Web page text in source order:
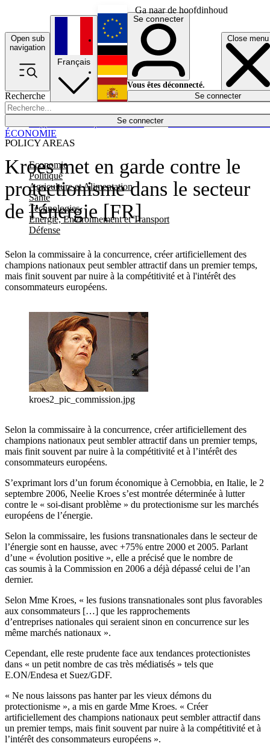
Ga naar de hoofdinhoud
Open sub
navigation
Close menu
Recherche
Se connecter
POLICY AREAS
Economie
Politique
Agriculture et Alimentation
Santé
Technologies
Energie, Environnement et Transport
Défense
Économie
Français
English
Deutsch
Español
Se connecter
Vous êtes déconnecté.
Se connecter
Kroes met en garde contre le
protectionisme dans le secteur
de l'énergie [FR]
Selon la commissaire à la concurrence, créer artificiellement des
champions nationaux peut sembler attractif dans un premier temps,
mais finit souvent par nuire à la compétitivité et à l'intérêt des
consommateurs européens.
ÉCONOMIE
kroes2_pic_commission.jpg
Selon la commissaire à la concurrence, créer artificiellement des
champions nationaux peut sembler attractif dans un premier temps,
mais finit souvent par nuire à la compétitivité et à l’intérêt des
consommateurs européens.
S’exprimant lors d’un forum économique à Cernobbia, en Italie, le 2
septembre 2006, Neelie Kroes s’est montrée déterminée à lutter
contre le « soi-disant problème » du protectionisme sur les marchés
européens de l’énergie.
Selon la commissaire, les fusions transnationales dans le secteur de
l’énergie sont en hausse, avec +75% entre 2000 et 2005. Parlant
d’une « évolution positive », elle a précisé que le nombre de
cas soumis à la Commission en 2006 a déjà dépassé celui de l’an
dernier.
Selon Mme Kroes, « les fusions transnationales sont plus favorables
aux consommateurs […] que les rapprochements
d’entreprises nationales qui seraient sinon en concurrence sur les
même marchés nationaux ».
Cependant, elle reste prudente face aux tendances protectionistes
dans « un petit nombre de cas très médiatisés » tels que
E.ON/Endesa et Suez/GDF.
« Ne nous laissons pas hanter par les vieux démons du
protectionisme », a mis en garde Mme Kroes. « Créer
artificiellement des champions nationaux peut sembler attractif dans
un premier temps, mais finit souvent par nuire à la compétitivité et à
l’intérêt des consommateurs européens ».